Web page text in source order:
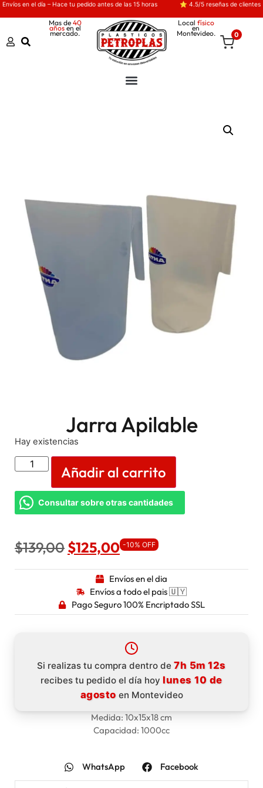
Envíos en el día – Hace tu pedido antes de las 15 horas ⭐ 4.5/5 reseñas de clientes
Mas de 40
añosen el
mercado.
Local físico
en
Montevideo. 0
Jarra Apilable
Hay existencias
Añadir al carrito
Consultar sobre otras cantidades
$139,00 $125,00 -10% OFF
Envíos en el dia
Envíos a todo el pais 🇺🇾
Pago Seguro 100% Encriptado SSL
Si realizas tu compra dentro de7h 5m 11s
recibes tu pedido el día hoy lunes 10 de
agosto en Montevideo
Medida: 10x15x18 cm
Capacidad: 1000cc
WhatsApp Facebook